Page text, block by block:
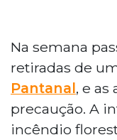
Na semana
retiradas de
Pantanal, e as
precaução. A
incêndio